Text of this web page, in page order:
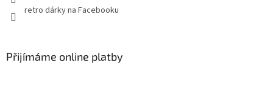
retro dárky na Facebooku
Přijímáme online platby